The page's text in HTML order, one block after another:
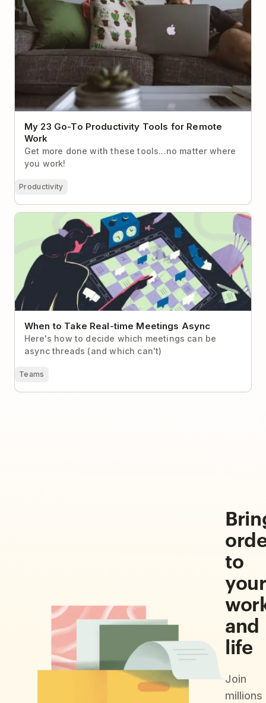
My 23 Go-To Productivity Tools for Remote
Work
Get more done with these tools...no matter where
you work!
Productivity
When to Take Real-time Meetings Async
When to Take Real-time Meetings Async
Here's how to decide which meetings can be
async threads (and which can't)
Teams
to
your
and
life
Join